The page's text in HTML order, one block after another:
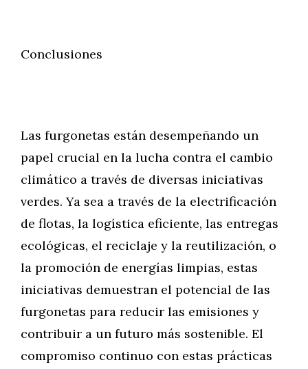
Conclusiones
Las furgonetas están desempeñando un
papel crucial en la lucha contra el cambio
climático a través de diversas iniciativas
verdes. Ya sea a través de la electrificación
de flotas, la logística eficiente, las entregas
ecológicas, el reciclaje y la reutilización, o
la promoción de energías limpias, estas
iniciativas demuestran el potencial de las
furgonetas para reducir las emisiones y
contribuir a un futuro más sostenible. El
compromiso continuo con estas prácticas